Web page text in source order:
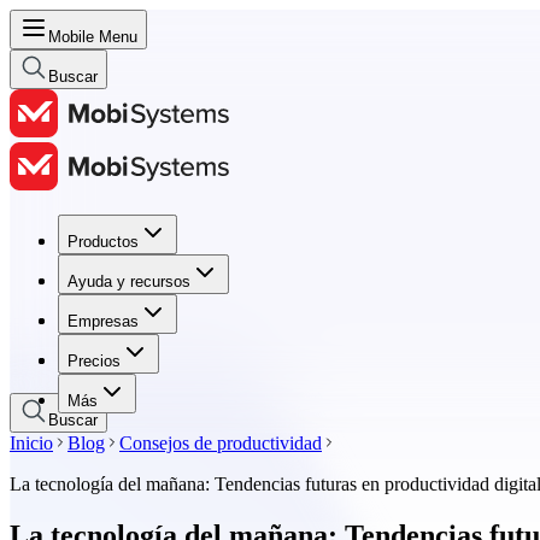
Mobile Menu
Buscar
Productos
Ayuda y recursos
Empresas
Precios
Más
Productos
Ayuda y recursos
Empresas
Precios
Buscar
Inicio Blog
Consejos de productividad
La tecnología del mañana: Tendencias futuras en productividad digital